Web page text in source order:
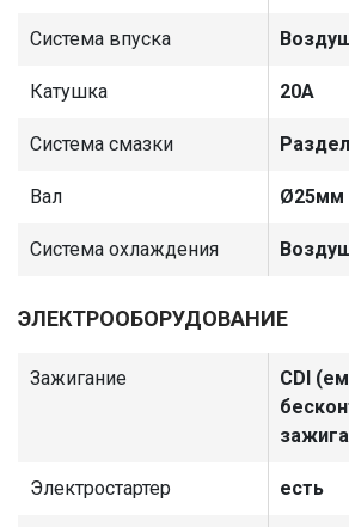
Система впуска
Катушка 20А
Система смазки
Вал Ø25мм
Система охлаждения
ЭЛЕКТРООБОРУДОВАНИЕ
Зажигание
CDI
Электростартер есть